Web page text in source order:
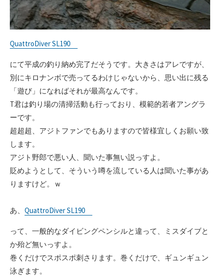
QuattroDiver SL190
にて平成の釣り納め完了だそうです。大きさはアレですが、
別にキロナンボで売ってるわけじゃないから、思い出に残る
「遊び」になればそれが最高なんです。
T君は釣り場の清掃活動も行っており、模範的若者アングラ
ーです。
超超超、アジトファンでもありますので皆様宜しくお願い致
します。
アジト野郎で悪い人、聞いた事無い説っすよ。
貶めようとして、そういう噂を流している人は聞いた事があ
りますけど。ｗ
あ、 QuattroDiver SL190
って、一般的なダイビングペンシルと違って、ミスダイブと
か殆ど無いっすよ。
巻くだけでスポスポ刺さります。巻くだけで、ギュンギュン
泳ぎます。